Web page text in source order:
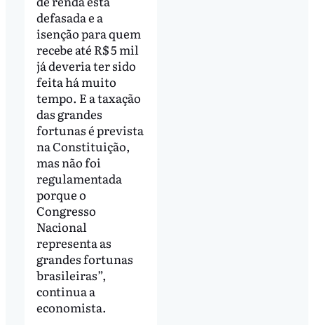
defasada e a
isenção para quem
recebe até R$ 5 mil
já deveria ter sido
feita há muito
tempo. E a taxação
das grandes
fortunas é prevista
na Constituição,
mas não foi
regulamentada
porque o
Congresso
Nacional
representa as
grandes fortunas
brasileiras”,
continua a
economista.